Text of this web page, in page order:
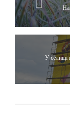
На
У селищі